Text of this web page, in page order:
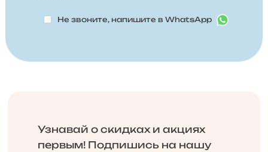
Не звоните, напишите в WhatsApp
Узнавай о скидках и акциях
первым! Подпишись на нашу